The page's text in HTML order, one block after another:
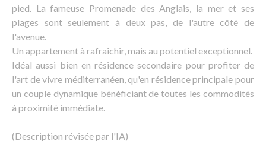
pied. La fameuse Promenade des Anglais, la mer et ses
plages sont seulement à deux pas, de l'autre côté de
l'avenue.
Un appartement à rafraîchir, mais au potentiel exceptionnel.
Idéal aussi bien en résidence secondaire pour profiter de
l'art de vivre méditerranéen, qu'en résidence principale pour
un couple dynamique bénéficiant de toutes les commodités
à proximité immédiate.
(Description révisée par l'IA)